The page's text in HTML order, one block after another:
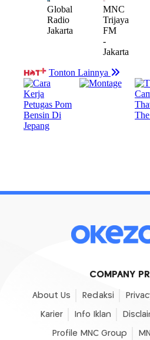
COMPANY
About Us Redaksi
Karier Info Iklan
Profile MNC Group